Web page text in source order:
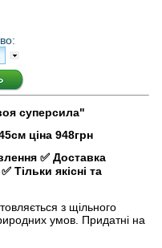
суперсила"
ціна 948грн
✅ Доставка
✅ Тільки якісні та
з щільного
умов. Придатні на